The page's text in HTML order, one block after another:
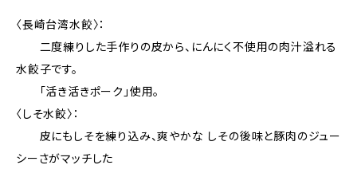
〈長崎台湾水餃〉：
二度練りした手作りの皮から、にんにく不使用の肉汁溢れる
水餃子です。
「活き活きポーク」使用。
〈しそ水餃〉：
皮にもしそを練り込み、爽やかな しその後味と豚肉のジュー
シーさがマッチした